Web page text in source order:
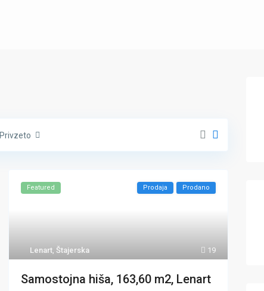
Privzeto
19
Lenart, Štajerska
Featured Prodaja Prodano
Samostojna hiša, 163,60 m2, Lenart